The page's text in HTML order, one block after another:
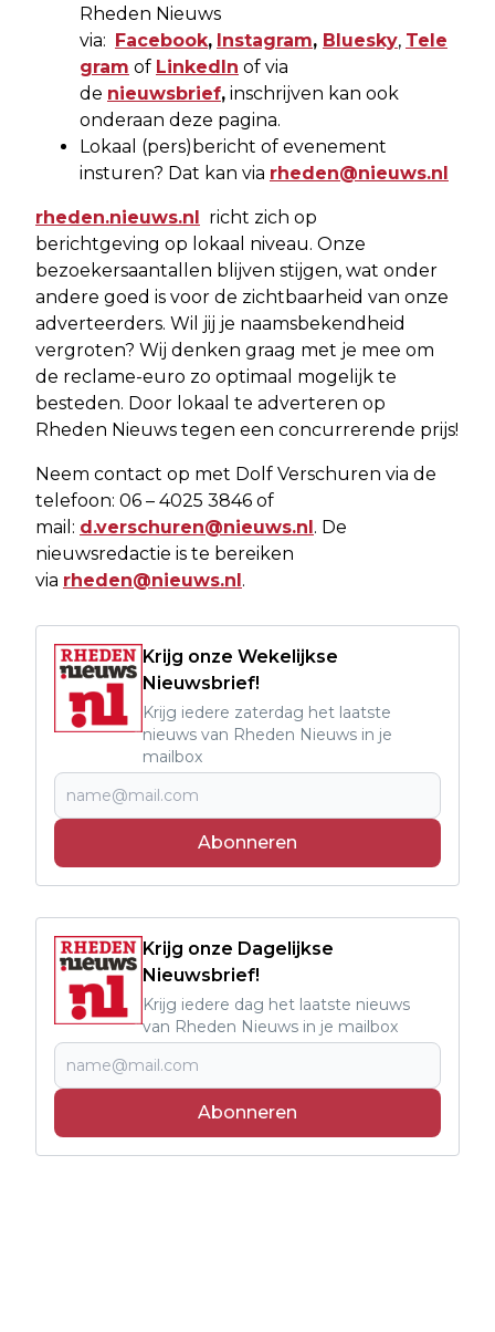
Rheden Nieuws
via:
Facebook, Instagram, Bluesky, Tele
gram of LinkedIn of via
de nieuwsbrief, inschrijven kan ook
onderaan deze pagina.
Lokaal (pers)bericht of evenement
insturen? Dat kan via rheden@nieuws.nl
rheden.nieuws.nl
richt zich op
berichtgeving op lokaal niveau. Onze
bezoekersaantallen blijven stijgen, wat onder
andere goed is voor de zichtbaarheid van onze
adverteerders. Wil jij je naamsbekendheid
vergroten? Wij denken graag met je mee om
de reclame-euro zo optimaal mogelijk te
besteden. Door lokaal te adverteren op
Rheden Nieuws tegen een concurrerende prijs!
Neem contact op met Dolf Verschuren via de
telefoon: 06 – 4025 3846 of
mail: d.verschuren@nieuws.nl . De
nieuwsredactie is te bereiken
via rheden@nieuws.nl .
Krijg onze Wekelijkse
Nieuwsbrief!
Krijg iedere zaterdag het laatste
nieuws van Rheden Nieuws in je
mailbox
Abonneren
Krijg onze Dagelijkse
Nieuwsbrief!
Krijg iedere dag het laatste nieuws
van Rheden Nieuws in je mailbox
Abonneren